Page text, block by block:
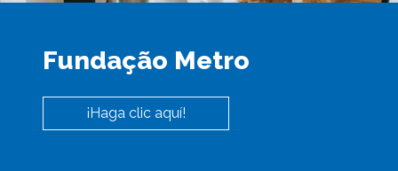
Fundação Metro
¡Haga clic aquí!